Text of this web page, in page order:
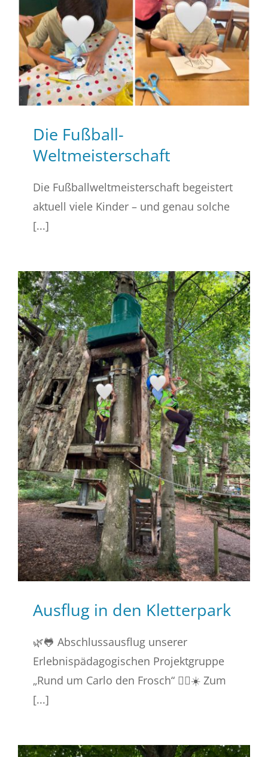
Die Fußball-
Weltmeisterschaft
Die Fußballweltmeisterschaft begeistert
aktuell viele Kinder – und genau solche
[...]
Ausflug in den Kletterpark
🌿🐸 Abschlussausflug unserer
Erlebnispädagogischen Projektgruppe
„Rund um Carlo den Frosch“ 🧗‍♀️☀️ Zum
[...]